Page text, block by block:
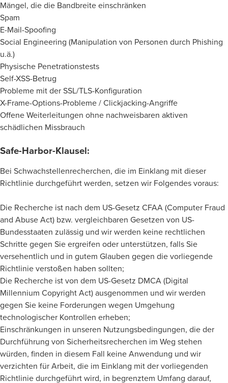
Mängel, die die Bandbreite einschränken
Spam
E-Mail-Spoofing
Social Engineering (Manipulation von Personen durch Phishing
u.ä.)
Physische Penetrationstests
Self-XSS-Betrug
Probleme mit der SSL/TLS-Konfiguration
X-Frame-Options-Probleme / Clickjacking-Angriffe
Offene Weiterleitungen ohne nachweisbaren aktiven
schädlichen Missbrauch
Safe-Harbor-Klausel:
Bei Schwachstellenrecherchen, die im Einklang mit dieser
Richtlinie durchgeführt werden, setzen wir Folgendes voraus:
Die Recherche ist nach dem US-Gesetz CFAA (Computer Fraud
and Abuse Act) bzw. vergleichbaren Gesetzen von US-
Bundesstaaten zulässig und wir werden keine rechtlichen
Schritte gegen Sie ergreifen oder unterstützen, falls Sie
versehentlich und in gutem Glauben gegen die vorliegende
Richtlinie verstoßen haben sollten;
Die Recherche ist von dem US-Gesetz DMCA (Digital
Millennium Copyright Act) ausgenommen und wir werden
gegen Sie keine Forderungen wegen Umgehung
technologischer Kontrollen erheben;
Einschränkungen in unseren Nutzungsbedingungen, die der
Durchführung von Sicherheitsrecherchen im Weg stehen
würden, finden in diesem Fall keine Anwendung und wir
verzichten für Arbeit, die im Einklang mit der vorliegenden
Richtlinie durchgeführt wird, in begrenztem Umfang darauf,